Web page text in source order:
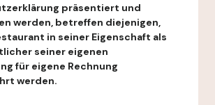
präsentiert und
werden, betreffen diejenigen,
in seiner Eigenschaft als
seiner eigenen
für eigene Rechnung
werden.